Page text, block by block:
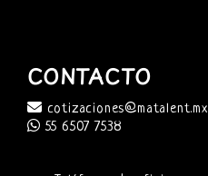
CONTACTO
cotizaciones@matalent.mx
55 6507 7538